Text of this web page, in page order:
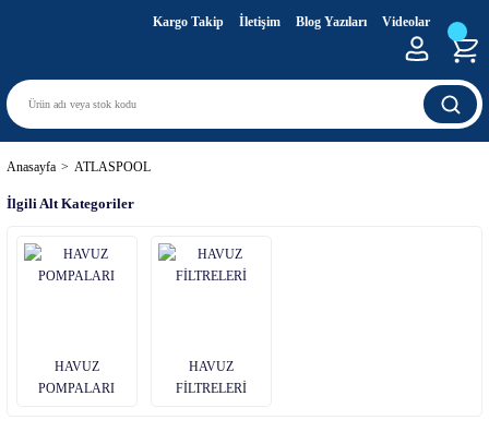
Kargo Takip İletişim Blog Yazıları Videolar
Anasayfa ATLASPOOL
İlgili Alt Kategoriler
HAVUZ
POMPALARI
HAVUZ
FİLTRELERİ